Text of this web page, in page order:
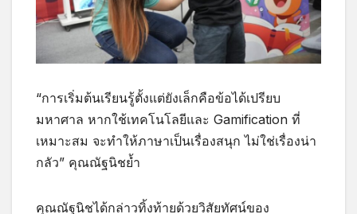
“การเริ่มต้นเรียนรู้ตั้งแต่ยังเล็กคือข้อได้เปรียบ
มหาศาล หากใช้เทคโนโลยีและ Gamification ที่
เหมาะสม จะทำให้ภาษาเป็นเรื่องสนุก ไม่ใช่เรื่องน่า
กลัว” คุณณัฐนิชย้ำ
คุณณัฐนิชได้กล่าวทิ้งท้ายด้วยวิสัยทัศน์ของ